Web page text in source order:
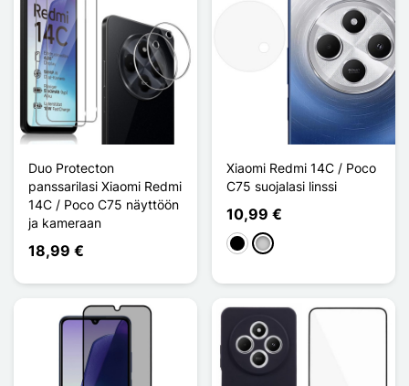
Duo Protecton
panssarilasi Xiaomi Redmi
14C / Poco C75 näyttöön
ja kameraan
18,99 €
Xiaomi Redmi 14C / Poco
C75 suojalasi linssi
10,99 €
MustaTransparent